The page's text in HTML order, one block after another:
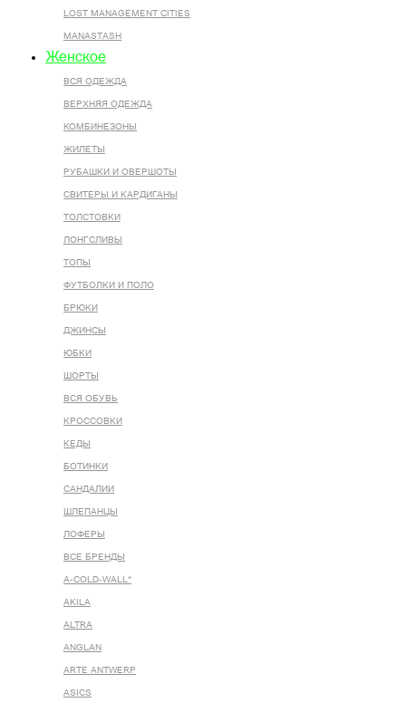
LOST MANAGEMENT CITIES
MANASTASH
Женское
ВСЯ ОДЕЖДА
ВЕРХНЯЯ ОДЕЖДА
КОМБИНЕЗОНЫ
ЖИЛЕТЫ
РУБАШКИ И ОВЕРШОТЫ
СВИТЕРЫ И КАРДИГАНЫ
ТОЛСТОВКИ
ЛОНГСЛИВЫ
ТОПЫ
ФУТБОЛКИ И ПОЛО
БРЮКИ
ДЖИНСЫ
ЮБКИ
ШОРТЫ
ВСЯ ОБУВЬ
КРОССОВКИ
КЕДЫ
БОТИНКИ
САНДАЛИИ
ШЛЕПАНЦЫ
ЛОФЕРЫ
ВСЕ БРЕНДЫ
A-COLD-WALL*
AKILA
ALTRA
ANGLAN
ARTE ANTWERP
ASICS